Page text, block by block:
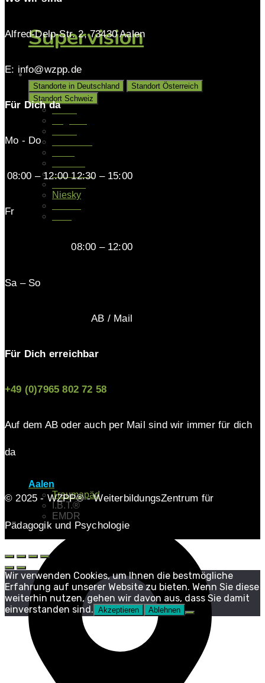
Supervision
Unsere Standorte
Standorte in Deutschland
Standort Österreich
Standort Schweiz
Aalen
Hannover
Niesky
Aalen
Traumapäd
I.B.T.®
EMDR
Alfred-Delp-Str. 2, 73430 Aalen
E: info@wzpp.de
Für Dich da
Mo - Do
08:00 – 12:00 12:30 – 15:00
Fr
08:00 – 12:00
Sa – So
AB / Mail
Für Dich erreichbar
+49 (0)7965 802 72 58
Auf dem AB oder auch per Mail sind wir immer für dich
da
© 2025 - WZPP® - WeiterbildungsZentrum für
Pädagogik und Psychologie
Wir verwenden Cookies, um Ihnen die bestmögliche
Erfahrung auf unserer Website zu bieten. Wenn Sie diese
weiterhin nutzen, gehen wir davon aus, dass Sie damit
einverstanden sind. Akzeptieren Ablehnen